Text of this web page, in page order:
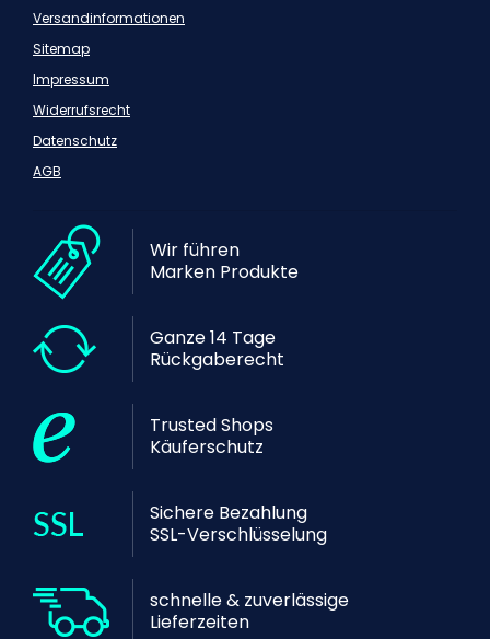
Versandinformationen
Sitemap
Impressum
Widerrufsrecht
Datenschutz
AGB
Wir führen
Marken Produkte
Ganze 14 Tage
Rückgaberecht
Trusted Shops
Käuferschutz
Sichere Bezahlung
SSL-Verschlüsselung
schnelle & zuverlässige
Lieferzeiten